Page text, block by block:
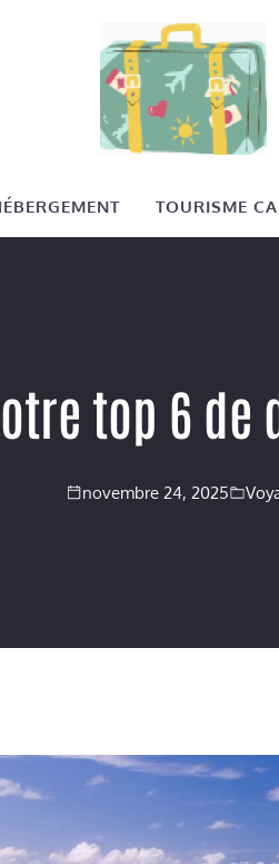
TOURISME
top 6
novembre 24, 2025